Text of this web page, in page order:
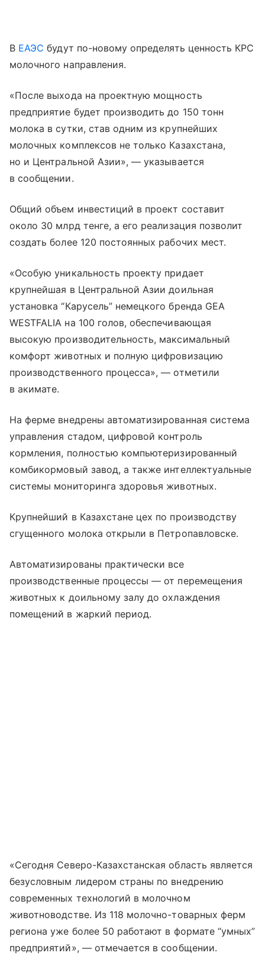
В ЕАЭС будут по-новому определять ценность КРС
молочного направления.
«После выхода на проектную мощность
предприятие будет производить до 150 тонн
молока в сутки, став одним из крупнейших
молочных комплексов не только Казахстана,
но и Центральной Азии», — указывается
в сообщении.
Общий объем инвестиций в проект составит
около 30 млрд тенге, а его реализация позволит
создать более 120 постоянных рабочих мест.
«Особую уникальность проекту придает
крупнейшая в Центральной Азии доильная
установка “Карусель” немецкого бренда GEA
WESTFALIA на 100 голов, обеспечивающая
высокую производительность, максимальный
комфорт животных и полную цифровизацию
производственного процесса», — отметили
в акимате.
На ферме внедрены автоматизированная система
управления стадом, цифровой контроль
кормления, полностью компьютеризированный
комбикормовый завод, а также интеллектуальные
системы мониторинга здоровья животных.
Крупнейший в Казахстане цех по производству
сгущенного молока открыли в Петропавловске.
Автоматизированы практически все
производственные процессы — от перемещения
животных к доильному залу до охлаждения
помещений в жаркий период.
«Сегодня Северо-Казахстанская область является
безусловным лидером страны по внедрению
современных технологий в молочном
животноводстве. Из 118 молочно-товарных ферм
региона уже более 50 работают в формате “умных”
предприятий», — отмечается в сообщении.